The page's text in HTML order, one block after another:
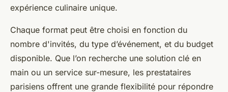
expérience culinaire unique.
Chaque format peut être choisi en fonction du
nombre d'invités, du type d’événement, et du budget
disponible. Que l’on recherche une solution clé en
main ou un service sur-mesure, les prestataires
parisiens offrent une grande flexibilité pour répondre